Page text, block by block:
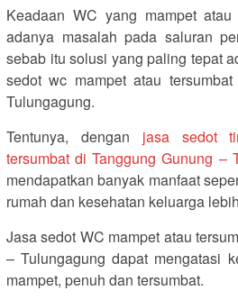
Keadaan WC yang mampet atau
adanya masalah pada saluran
sebab itu solusi yang paling tepat
sedot wc mampet atau
Tulungagung.
Tentunya, dengan jasa sedot
tersumbat di Tanggung Gunung –
mendapatkan banyak manfaat
rumah dan kesehatan keluarga
Jasa sedot WC mampet atau
– Tulungagung dapat mengatasi
mampet, penuh dan tersumbat.